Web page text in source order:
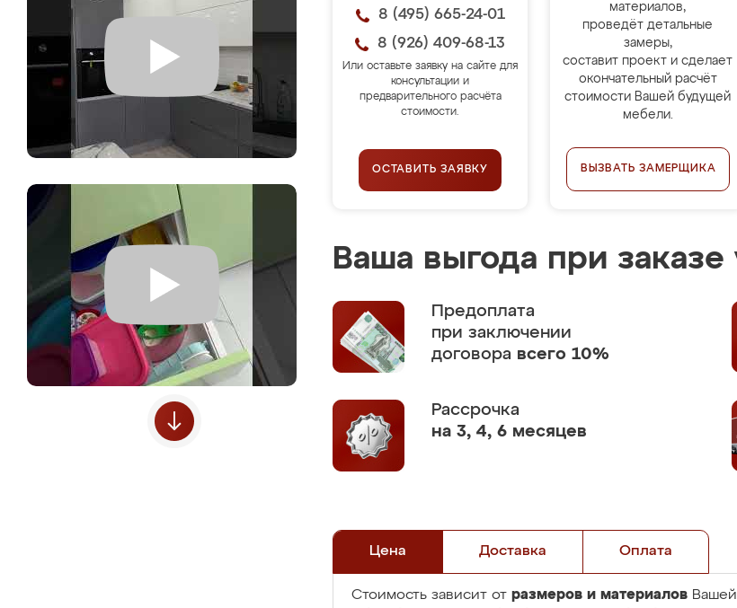
8 (495) 665-24-01
8 (926) 409-68-13
Или оставьте заявку на сайте для
консультации и
предварительного расчёта
стоимости.
ОСТАВИТЬ ЗАЯВКУ
материалов,
проведёт детальные
замеры,
составит проект и сделает
окончательный расчёт
стоимости Вашей будущей
мебели.
ВЫЗВАТЬ ЗАМЕРЩИКА
Ваша выгода при заказе
Предоплата
при заключении
договора всего 10%
Рассрочка
на 3, 4, 6 месяцев
Цена Доставка Оплата
Стоимость зависит от размеров и материалов